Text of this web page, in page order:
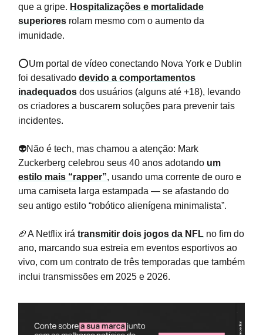
que a gripe. Hospitalizações e mortalidade
superiores rolam mesmo com o aumento da
imunidade.
⭕Um portal de vídeo conectando Nova York e Dublin
foi desativado devido a comportamentos
inadequados dos usuários (alguns até +18), levando
os criadores a buscarem soluções para prevenir tais
incidentes.
👽Não é tech, mas chamou a atenção: Mark
Zuckerberg celebrou seus 40 anos adotando um
estilo mais “rapper”, usando uma corrente de ouro e
uma camiseta larga estampada — se afastando do
seu antigo estilo “robótico alienígena minimalista”.
🏈A Netflix irá transmitir dois jogos da NFL no fim do
ano, marcando sua estreia em eventos esportivos ao
vivo, com um contrato de três temporadas que também
inclui transmissões em 2025 e 2026.